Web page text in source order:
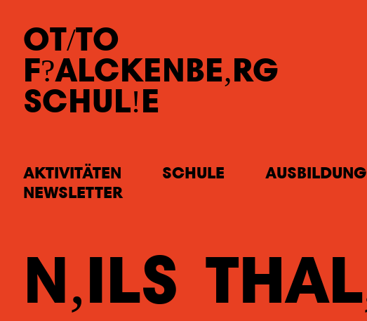
OT TO
F ALCKENBE RG
SCHUL E
AKTIVITÄTEN SCHULE AUSBILDUNG
NEWSLETTER
N ILS THAL